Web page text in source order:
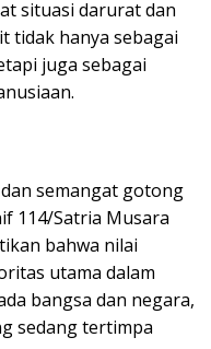
situasi darurat dan
tidak hanya sebagai
juga sebagai
semangat gotong
114/Satria Musara
bahwa nilai
utama dalam
bangsa dan negara,
sedang tertimpa